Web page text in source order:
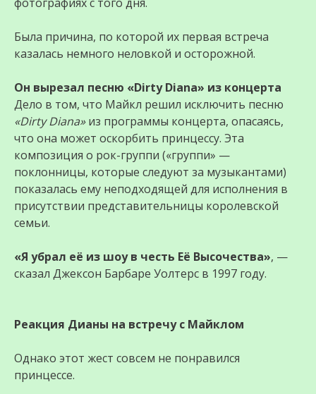
Была причина, по которой их первая встреча
казалась немного неловкой и осторожной.
Он вырезал песню «Dirty Diana» из концерта
Дело в том, что Майкл решил исключить песню
«Dirty Diana»из программы концерта, опасаясь,
что она может оскорбить принцессу. Эта
композиция о рок-группи («группи» —
поклонницы, которые следуют за музыкантами)
показалась ему неподходящей для исполнения в
присутствии представительницы королевской
семьи.
«Я убрал её из шоу в честь Её Высочества», —
сказал Джексон Барбаре Уолтерс в 1997 году.
Реакция Дианы на встречу с Майклом
Однако этот жест совсем не понравился
принцессе.